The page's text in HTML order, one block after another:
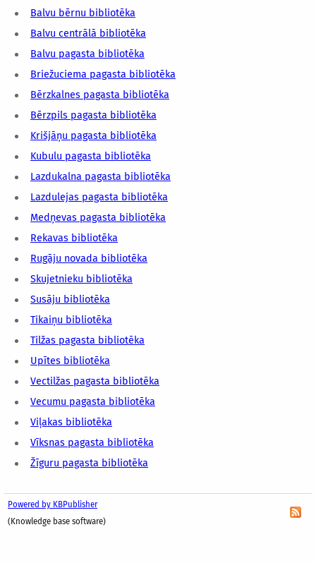
Balvu bērnu bibliotēka
Balvu centrālā bibliotēka
Balvu pagasta bibliotēka
Briežuciema pagasta bibliotēka
Bērzkalnes pagasta bibliotēka
Bērzpils pagasta bibliotēka
Krišjāņu pagasta bibliotēka
Kubulu pagasta bibliotēka
Lazdukalna pagasta bibliotēka
Lazdulejas pagasta bibliotēka
Medņevas pagasta bibliotēka
Rekavas bibliotēka
Rugāju novada bibliotēka
Skujetnieku bibliotēka
Susāju bibliotēka
Tikaiņu bibliotēka
Tilžas pagasta bibliotēka
Upītes bibliotēka
Vectilžas pagasta bibliotēka
Vecumu pagasta bibliotēka
Viļakas bibliotēka
Vīksnas pagasta bibliotēka
Žīguru pagasta bibliotēka
Powered by KBPublisher
(Knowledge base software)